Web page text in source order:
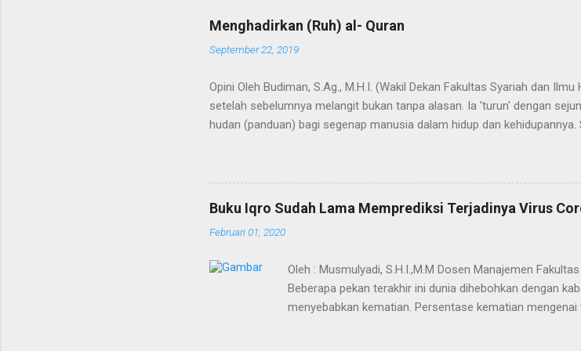
Menghadirkan (Ruh) al- Quran
September 22, 2019
Opini Oleh Budiman, S.Ag., M.H.I. (Wakil Dekan Fakultas Syariah dan
setelah sebelumnya melangit bukan tanpa alasan. Ia 'turun' dengan
hudan (panduan) bagi segenap manusia dalam hidup dan kehidupannya.
bahkan semesta. Agaknya tidak berlebihan apabila dinyatakan bahwa
Alquran dimulai saat Baginda Nabi SAW hijrah dari Mekah ke Yatsrib.
mengubah nama Yatsrib menjadi Madinah Munawwarah (kota/
Baginda Nabi merupakan proses "transmisi cahaya" yang secara kasat
berakhirnya pewahyuan dan dengan adanya u...
Buku Iqro Sudah Lama Memprediksi Terjadinya Virus
Februari 01, 2020
Oleh : Musmulyadi, S.H.I.,M.M Dosen Manajemen
Beberapa pekan terakhir ini dunia dihebohkan dengan
menyebabkan kematian. Persentase kematian
merupakan virus buatan pemerintah China yang